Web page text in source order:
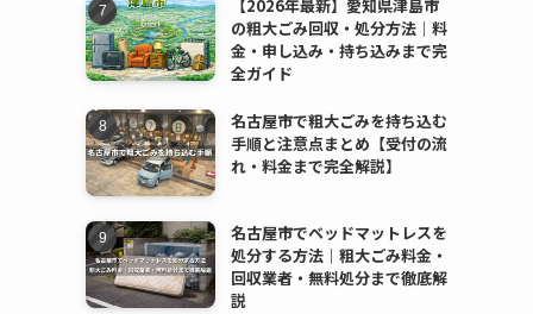
【2026年最新】愛知県津島市
の粗大ごみ回収・処分方法｜料
金・申し込み・持ち込みまで完
全ガイド
名古屋市で粗大ごみを持ち込む
手順と注意点まとめ【受付の流
れ・料金まで完全解説】
名古屋市でベッドマットレスを
処分する方法｜粗大ごみ料金・
回収業者・無料処分まで徹底解
説